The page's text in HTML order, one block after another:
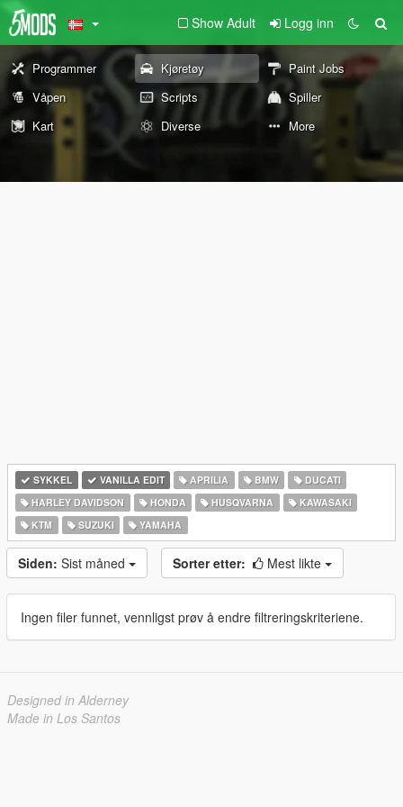
Show Adult Logg inn
Programmer Kjøretøy
Paint Jobs
Våpen
Scripts
Spiller
Kart
Diverse More
SYKKEL VANILLA EDIT APRILIA BMW
DUCATI
HARLEY DAVIDSON
HONDA HUSQVARNA
KAWASAKI
KTM
SUZUKI YAMAHA
Siden: Sist måned Sorter etter: Mest likte
Ingen filer funnet, vennligst prøv å endre filtreringskriteriene.
Designed in Alderney
Made in Los Santos